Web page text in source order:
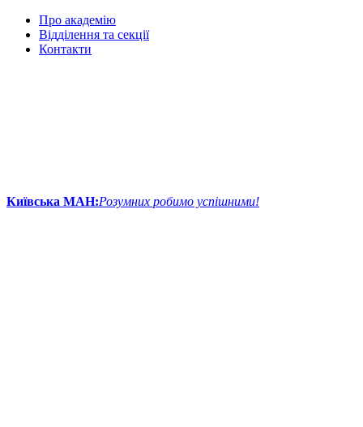
Про академію
Відділення та секції
Контакти
Київська МАН:Розумних робимо успішними!